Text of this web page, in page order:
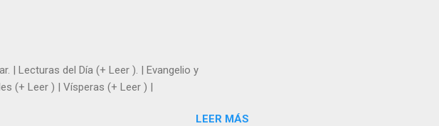
con la gracia de Dios? Julián Escobar. | Lecturas
| Lecturas del Día (+ Leer ). | Evangelio y
(+ Leer ) | Vísperas (+ Leer ) |
LEER MÁS